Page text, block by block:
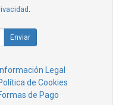
.
Enviar
Información Legal
de Cookies
de Pago